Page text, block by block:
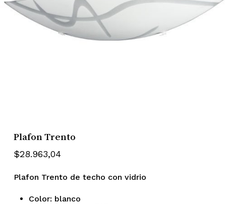
Plafon Trento
$28.963,04
Plafon Trento de techo con vidrio
Color: blanco